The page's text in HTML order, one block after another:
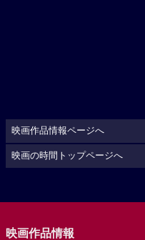
映画作品情報ページへ
映画の時間トップページへ
映画作品情報